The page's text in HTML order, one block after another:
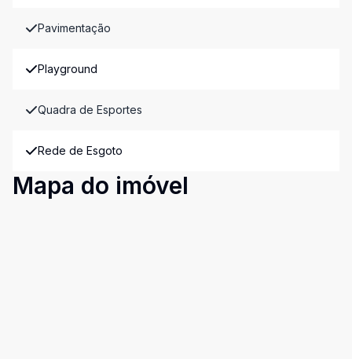
Pavimentação
Playground
Quadra de Esportes
Rede de Esgoto
Mapa do imóvel